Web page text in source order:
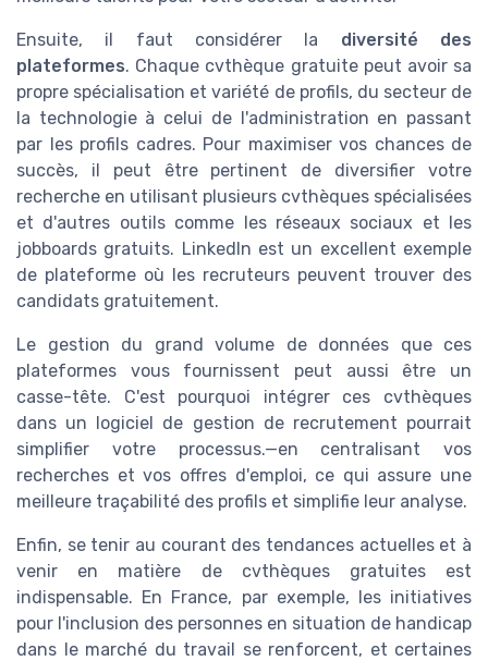
Ensuite, il faut considérer la diversité des
plateformes. Chaque cvthèque gratuite peut avoir sa
propre spécialisation et variété de profils, du secteur de
la technologie à celui de l'administration en passant
par les profils cadres. Pour maximiser vos chances de
succès, il peut être pertinent de diversifier votre
recherche en utilisant plusieurs cvthèques spécialisées
et d'autres outils comme les réseaux sociaux et les
jobboards gratuits. LinkedIn est un excellent exemple
de plateforme où les recruteurs peuvent trouver des
candidats gratuitement.
Le gestion du grand volume de données que ces
plateformes vous fournissent peut aussi être un
casse-tête. C'est pourquoi intégrer ces cvthèques
dans un logiciel de gestion de recrutement pourrait
simplifier votre processus.—en centralisant vos
recherches et vos offres d'emploi, ce qui assure une
meilleure traçabilité des profils et simplifie leur analyse.
Enfin, se tenir au courant des tendances actuelles et à
venir en matière de cvthèques gratuites est
indispensable. En France, par exemple, les initiatives
pour l'inclusion des personnes en situation de handicap
dans le marché du travail se renforcent, et certaines